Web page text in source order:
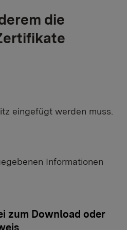
die
eingefügt werden muss.
Informationen
zum Download oder